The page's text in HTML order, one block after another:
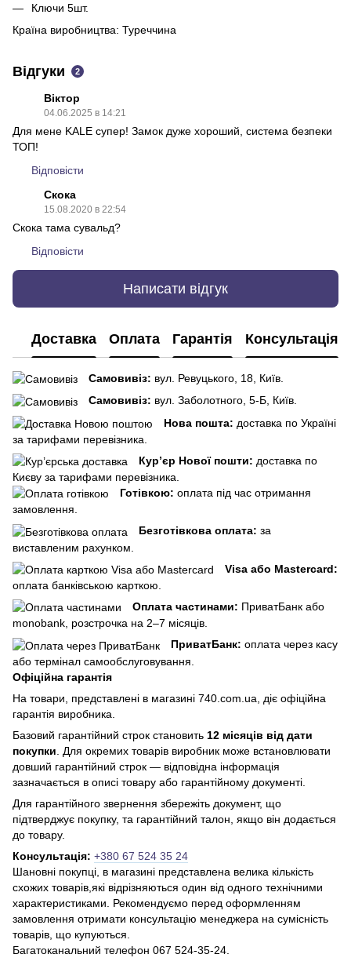
Ключи 5шт.
Країна виробництва: Туреччина
Відгуки 2
Віктор
04.06.2025 в 14:21
Для мене KALE супер! Замок дуже хороший, система безпеки
ТОП!
Відповісти
Скока
15.08.2020 в 22:54
Скока тама сувальд?
Відповісти
Написати відгук
Доставка Оплата Гарантія Консультація
Самовивіз: вул. Ревуцького, 18, Київ.
Самовивіз: вул. Заболотного, 5-Б, Київ.
Нова пошта: доставка по Україні
за тарифами перевізника.
Кур’єр Нової пошти: доставка по
Києву за тарифами перевізника.
Готівкою: оплата під час отримання
замовлення.
Безготівкова оплата: за
виставленим рахунком.
Visa або Mastercard:
оплата банківською карткою.
Оплата частинами: ПриватБанк або
monobank, розстрочка на 2–7 місяців.
ПриватБанк: оплата через касу
або термінал самообслуговування.
Офіційна гарантія
На товари, представлені в магазині 740.com.ua, діє офіційна
гарантія виробника.
Базовий гарантійний строк становить 12 місяців від дати
покупки . Для окремих товарів виробник може встановлювати
довший гарантійний строк — відповідна інформація
зазначається в описі товару або гарантійному документі.
Для гарантійного звернення збережіть документ, що
підтверджує покупку, та гарантійний талон, якщо він додається
до товару.
Консультація: +380 67 524 35 24
Шановні покупці, в магазині представлена ​​велика кількість
схожих товарів,які відрізняються один від одного технічними
характеристиками. Рекомендуємо перед оформленням
замовлення отримати консультацію менеджера на сумісність
товарів, що купуються.
Багатоканальний телефон 067 524-35-24.